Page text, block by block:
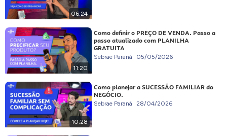
06:24
11:20
Como definir o PREÇO DE VENDA. Passo a
passo atualizado com PLANILHA
GRATUITA
Sebrae Paraná 05/05/2026
10:28
Como planejar a SUCESSÃO FAMILIAR do
NEGÓCIO.
Sebrae Paraná 28/04/2026